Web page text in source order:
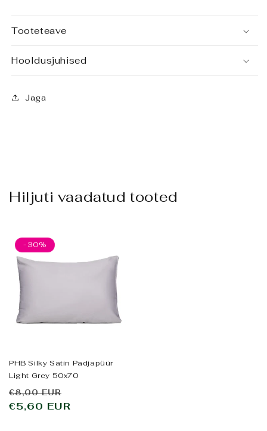
Tooteteave
Hooldusjuhised
Jaga
Hiljuti vaadatud tooted
-30%
PHB Silky Satin Padjapüür
Light Grey 50x70
Tavahind
€8,00 EUR
hind
€5,60 EUR